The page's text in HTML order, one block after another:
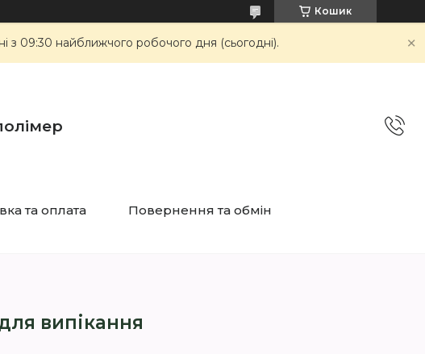
Кошик
з 09:30 найближчого робочого дня (сьогодні).
та оплата Повернення та обмін
випікання